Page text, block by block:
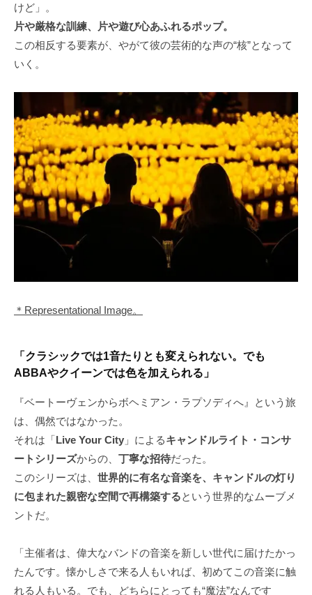
けど」。
片や厳格な訓練、片や遊び心あふれるポップ。
この相反する要素が、やがて彼の芸術的な声の“核”となって
いく。
＊Representational Image。
「クラシックでは1音たりとも変えられない。でも
ABBAやクイーンでは色を加えられる」
『ベートーヴェンからボヘミアン・ラプソディへ』という旅
は、偶然ではなかった。
それは「Live Your City 」によるキャンドルライト・コンサ
ートシリーズからの、 丁寧な招待だった。
このシリーズは、 世界的に有名な音楽を、キャンドルの灯り
に包まれた親密な空間で再構築するという世界的なムーブメ
ントだ。
「主催者は、偉大なバンドの音楽を新しい世代に届けたかっ
たんです。懐かしさで来る人もいれば、初めてこの音楽に触
れる人もいる。でも、どちらにとっても“魔法”なんです